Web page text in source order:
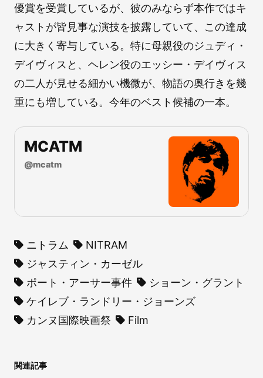
優賞を受賞しているが、彼のみならず本作ではキ
ャストが皆見事な演技を披露していて、この達成
に大きく寄与している。特に母親役のジュディ・
デイヴィスと、ヘレン役のエッシー・デイヴィス
の二人が見せる細かい機微が、物語の奥行きを幾
重にも増している。今年のベスト候補の一本。
MCATM
@mcatm
ニトラム
NITRAM
ジャスティン・カーゼル
ポート・アーサー事件
ショーン・グラント
ケイレブ・ランドリー・ジョーンズ
カンヌ国際映画祭
Film
関連記事